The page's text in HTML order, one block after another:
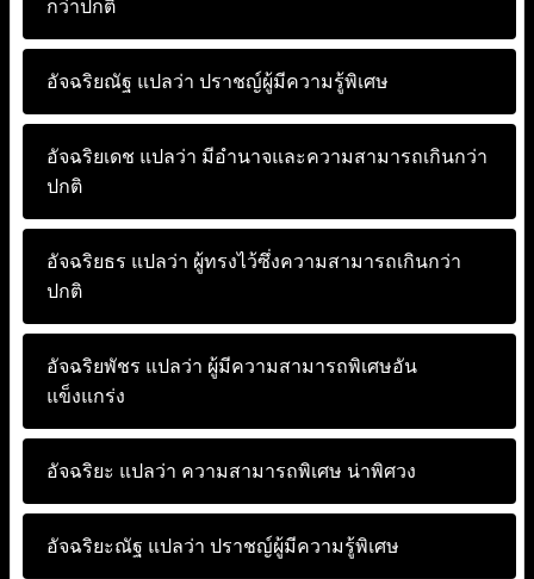
กว่าปกติ
อัจฉริยณัฐ แปลว่า ปราชญ์ผู้มีความรู้พิเศษ
อัจฉริยเดช แปลว่า มีอำนาจและความสามารถเกินกว่า
ปกติ
อัจฉริยธร แปลว่า ผู้ทรงไว้ซึ่งความสามารถเกินกว่า
ปกติ
อัจฉริยพัชร แปลว่า ผู้มีความสามารถพิเศษอัน
แข็งแกร่ง
อัจฉริยะ แปลว่า ความสามารถพิเศษ น่าพิศวง
อัจฉริยะณัฐ แปลว่า ปราชญ์ผู้มีความรู้พิเศษ